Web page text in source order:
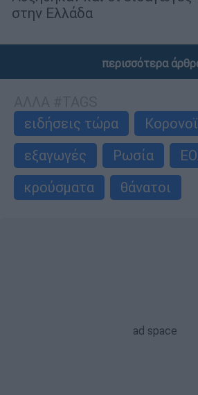
στην Ελλάδα
περισσότερα
ειδήσεις τώρα
εξαγωγές
Ρωσία
κρούσματα
θάνατοι